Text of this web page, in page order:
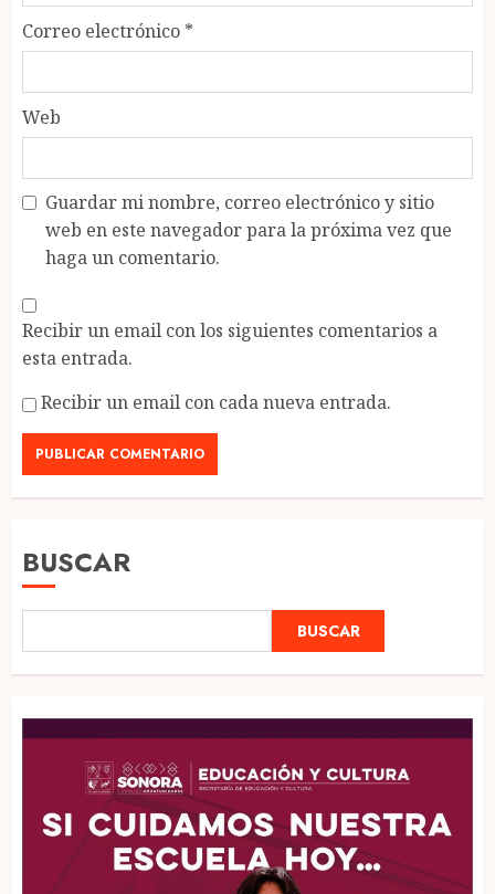
Correo electrónico *
Web
Guardar mi nombre, correo electrónico y sitio
web en este navegador para la próxima vez que
haga un comentario.
Recibir un email con los siguientes comentarios a
esta entrada.
Recibir un email con cada nueva entrada.
BUSCAR
BUSCAR